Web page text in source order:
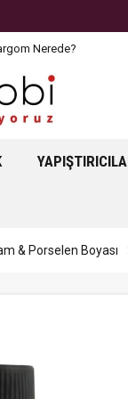
Nerede?
& Porselen Boyası